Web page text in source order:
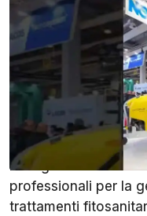
Di Cristian
11 Feb alle09:00
Nobili conferma la
della
Fieragricola 2026
professionali per la
trattamenti